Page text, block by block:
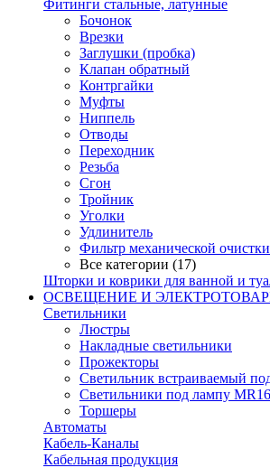
Фитинги стальные, латунные
Бочонок
Врезки
Заглушки (пробка)
Клапан обратный
Контргайки
Муфты
Ниппель
Отводы
Переходник
Резьба
Сгон
Тройник
Уголки
Удлинитель
Фильтр механической очистки
Все категории (17)
Шторки и коврики для ванной и
ОСВЕЩЕНИЕ И
Светильники
Люстры
Накладные светильники
Прожекторы
Светильник встраиваемый
Светильники под лампу MR16
Торшеры
Автоматы
Кабель-Каналы
Кабельная продукция